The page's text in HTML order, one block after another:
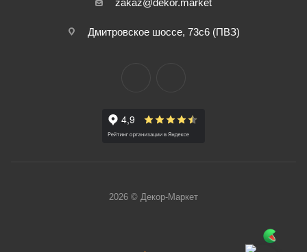
zakaz@dekor.market
Дмитровское шоссе, 73с6 (ПВЗ)
2026 © Декор-Маркет